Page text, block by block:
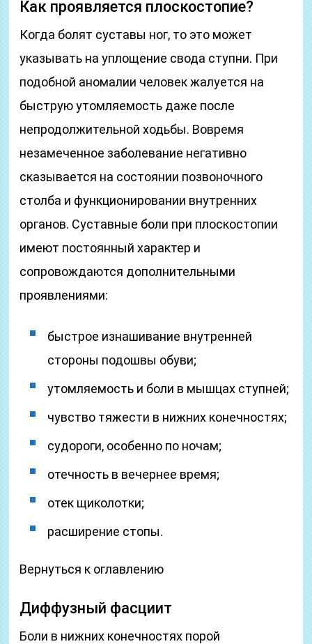
Как проявляется плоскостопие?
Когда болят суставы ног, то это может
указывать на уплощение свода ступни. При
подобной аномалии человек жалуется на
быструю утомляемость даже после
непродолжительной ходьбы. Вовремя
незамеченное заболевание негативно
сказывается на состоянии позвоночного
столба и функционировании внутренних
органов. Суставные боли при плоскостопии
имеют постоянный характер и
сопровождаются дополнительными
проявлениями:
быстрое изнашивание внутренней
стороны подошвы обуви;
утомляемость и боли в мышцах ступней;
чувство тяжести в нижних конечностях;
судороги, особенно по ночам;
отечность в вечернее время;
отек щиколотки;
расширение стопы.
Вернуться к оглавлению
Диффузный фасциит
Боли в нижних конечностях порой